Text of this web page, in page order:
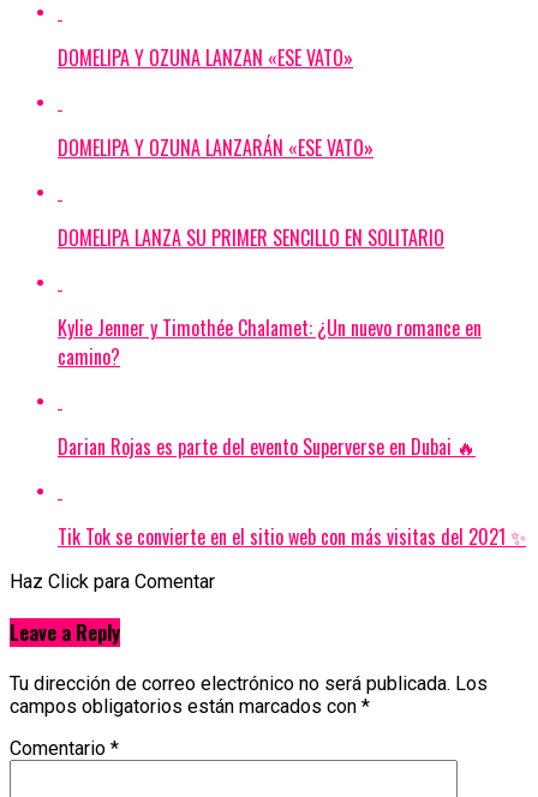
DOMELIPA Y OZUNA LANZAN «ESE VATO»
DOMELIPA Y OZUNA LANZARÁN «ESE VATO»
DOMELIPA LANZA SU PRIMER SENCILLO EN SOLITARIO
Kylie Jenner y Timothée Chalamet: ¿Un nuevo romance en
camino?
Darian Rojas es parte del evento Superverse en Dubai 🔥
Tik Tok se convierte en el sitio web con más visitas del 2021 ✨
Haz Click para Comentar
Leave a Reply
Tu dirección de correo electrónico no será publicada. Los
campos obligatorios están marcados con *
Comentario *